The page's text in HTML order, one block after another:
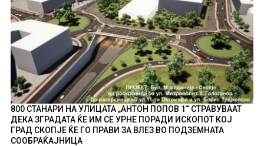
800 СТАНАРИ НА УЛИЦАТА „АНТОН ПОПОВ 1“ СТРАВУВААТ
ДЕКА ЗГРАДАТА ЌЕ ИМ СЕ УРНЕ ПОРАДИ ИСКОПОТ КОЈ
ГРАД СКОПЈЕ ЌЕ ГО ПРАВИ ЗА ВЛЕЗ ВО ПОДЗЕМНАТА
СООБРАЌАЈНИЦА